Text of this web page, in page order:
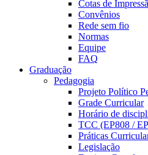
Cotas de
Convênios
Rede sem fio
Normas
Equipe
FAQ
Graduação
Pedagogia
Projeto Político
Grade Curricular
Horário de
TCC (EP808 /
Práticas
Legislação